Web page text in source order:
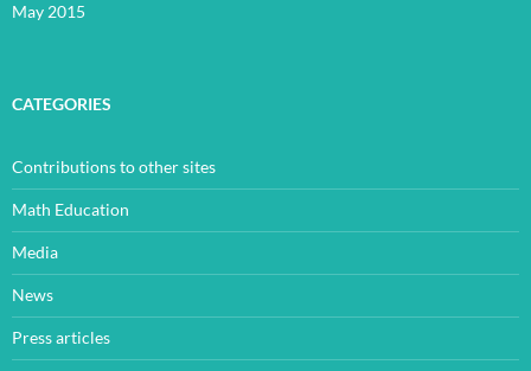
May 2015
CATEGORIES
Contributions to other sites
Math Education
Media
News
Press articles